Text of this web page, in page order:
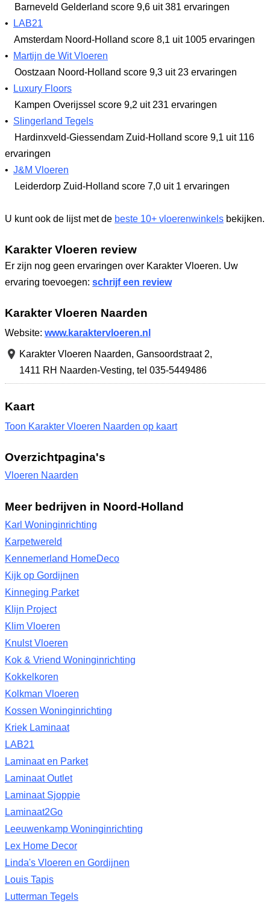
Barneveld Gelderland score 9,6 uit 381 ervaringen
•
LAB21
Amsterdam Noord-Holland score 8,1 uit 1005 ervaringen
•
Martijn de Wit Vloeren
Oostzaan Noord-Holland score 9,3 uit 23 ervaringen
•
Luxury Floors
Kampen Overijssel score 9,2 uit 231 ervaringen
• Slingerland Tegels
Hardinxveld-Giessendam Zuid-Holland score 9,1 uit 116
ervaringen
• J&M Vloeren
Leiderdorp Zuid-Holland score 7,0 uit 1 ervaringen
U kunt ook de lijst met de beste 10+ vloerenwinkels bekijken.
Karakter Vloeren review
Er zijn nog geen ervaringen over Karakter Vloeren. Uw
ervaring toevoegen: schrijf een review
Karakter Vloeren Naarden
Website: www.karaktervloeren.nl
Karakter Vloeren Naarden, Gansoordstraat 2,
1411 RH Naarden-Vesting, tel 035-5449486
Kaart
Toon Karakter Vloeren Naarden op kaart
Overzichtpagina's
Vloeren Naarden
Meer bedrijven in Noord-Holland
Karl Woninginrichting
Karpetwereld
Kennemerland HomeDeco
Kijk op Gordijnen
Kinneging Parket
Klijn Project
Klim Vloeren
Knulst Vloeren
Kok & Vriend Woninginrichting
Kokkelkoren
Kolkman Vloeren
Kossen Woninginrichting
Kriek Laminaat
LAB21
Laminaat en Parket
Laminaat Outlet
Laminaat Sjoppie
Laminaat2Go
Leeuwenkamp Woninginrichting
Lex Home Decor
Linda's Vloeren en Gordijnen
Louis Tapis
Lutterman Tegels